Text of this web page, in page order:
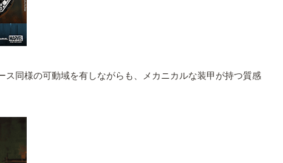
同様の可動域を有しながらも、メカニカルな装甲が持つ質感